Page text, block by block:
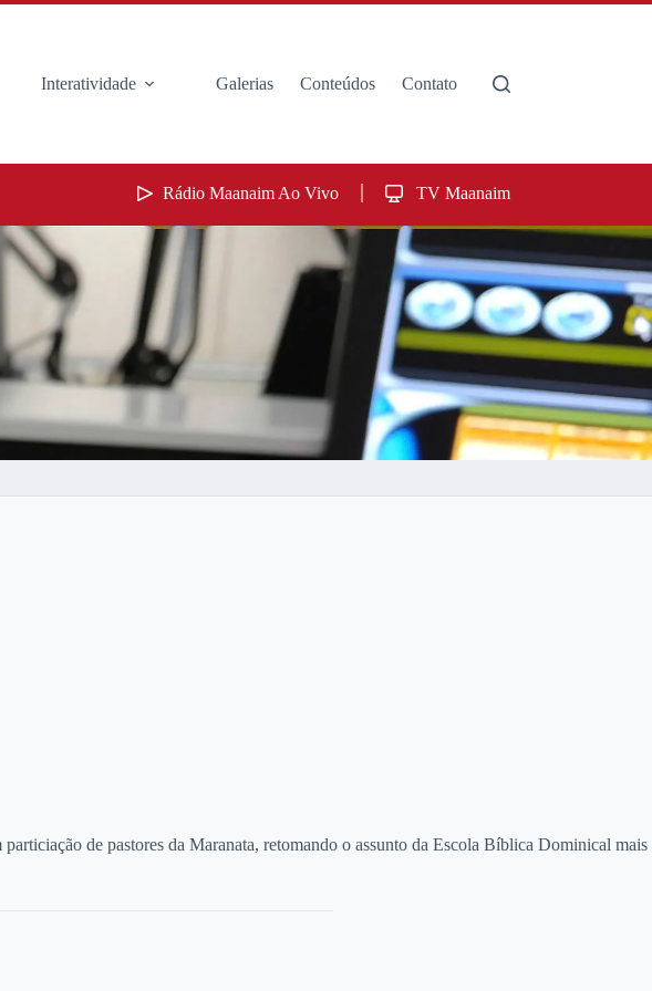
Interatividade Galerias Conteúdos Contato
Rádio Maanaim Ao Vivo TV Maanaim
de pastores da Maranata, retomando o assunto da Escola Bíblica Dominical mais